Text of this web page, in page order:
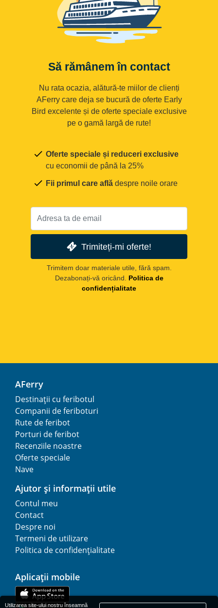
Să rămânem în contact
Nu rata ocazia, alătură-te miilor de clienți
AFerry care deja se bucură de oferte Early
Bird excelente și de oferte speciale exclusive
pe o gamă largă de rute!
Oferte speciale și reduceri exclusive
cu economii de până la 25%
Fii primul care află despre noile orare
Trimiteți-mi oferte!
Trimitem doar materiale utile, fără spam.
Dezabonați-vă oricând. Politica de
confidențialitate
AFerry
Destinații cu feribotul
Companii de feriboturi
Rute de feribot
Porturi de feribot
Recenziile noastre
Oferte speciale
Nave
Ajutor și informații utile
Contul meu
Contact
Despre noi
Termeni de utilizare
Politica de confidențialitate
Aplicații mobile
Utilizarea site-ului nostru înseamnă